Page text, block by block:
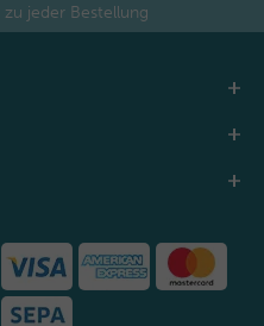
zu jeder Bestellung